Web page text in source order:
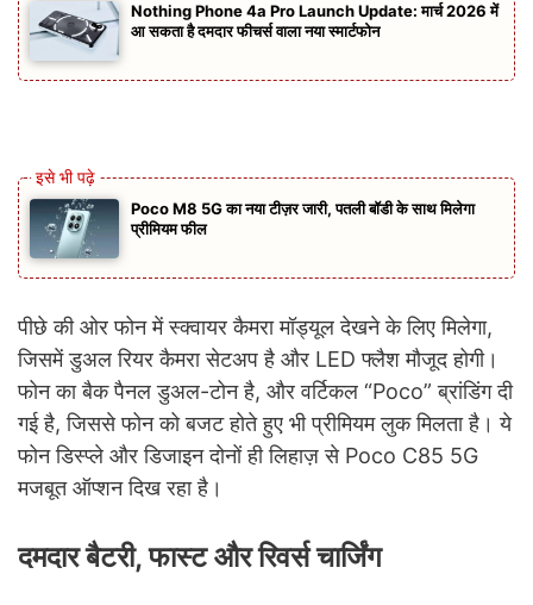
Nothing Phone 4a Pro Launch Update: मार्च 2026 में
आ सकता है दमदार फीचर्स वाला नया स्मार्टफोन
Poco M8 5G का नया टीज़र जारी, पतली बॉडी के साथ मिलेगा
प्रीमियम फील
पीछे की ओर फोन में स्क्वायर कैमरा मॉड्यूल देखने के लिए मिलेगा,
जिसमें डुअल रियर कैमरा सेटअप है और LED फ्लैश मौजूद होगी।
फोन का बैक पैनल डुअल-टोन है, और वर्टिकल “Poco” ब्रांडिंग दी
गई है, जिससे फोन को बजट होते हुए भी प्रीमियम लुक मिलता है। ये
फोन डिस्प्ले और डिजाइन दोनों ही लिहाज़ से Poco C85 5G
मजबूत ऑप्शन दिख रहा है।
दमदार बैटरी, फास्ट और रिवर्स चार्जिंग